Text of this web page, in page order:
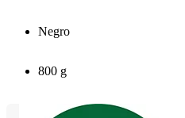
Negro
800 g